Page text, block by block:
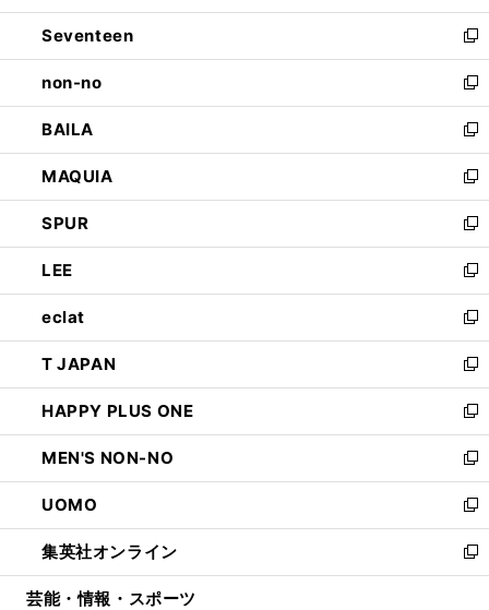
開
く
ウ
で
開
く
ン
ド
ウ
で
開
く
Seventeen
新
し
い
ウ
ィ
ン
ド
ウ
で
開
く
non-no
新
し
い
ウ
ィ
ン
ド
ウ
で
開
く
BAILA
新
し
い
ウ
ィ
ン
ド
ウ
で
開
く
MAQUIA
新
し
い
ウ
ィ
ン
ド
ウ
で
開
く
SPUR
新
し
い
ウ
ィ
ン
ド
ウ
で
開
く
LEE
新
し
い
ウ
ィ
ン
ド
ウ
で
開
く
eclat
新
し
い
ウ
ィ
ン
ド
ウ
で
開
く
T JAPAN
新
し
い
ウ
ィ
ン
ド
ウ
で
開
HAPPY PLUS ONE
新
し
い
ウ
ィ
ン
ド
ウ
MEN'S NON-NO
新
し
い
ウ
ィ
ン
UOMO
新
し
い
ウ
集英社オンライン
新
し
芸能・情報・スポーツ